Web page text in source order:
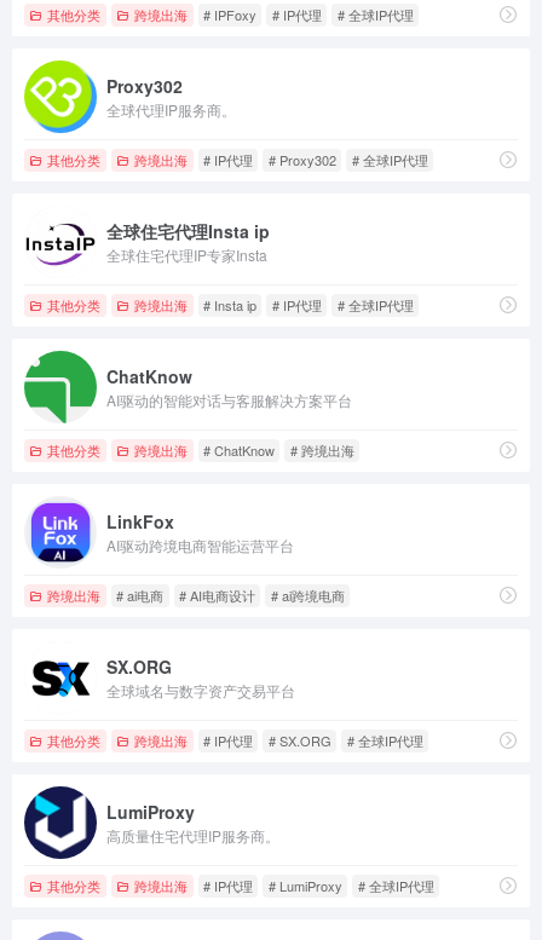
其他分类 跨境出海 # IPFoxy # IP代理 # 全球IP代理
Proxy302
全球代理IP服务商。
其他分类 跨境出海 # IP代理 # Proxy302 # 全球IP代理
全球住宅代理Insta ip
全球住宅代理IP专家Insta
其他分类 跨境出海 # Insta ip # IP代理 # 全球IP代理
ChatKnow
AI驱动的智能对话与客服解决方案平台
其他分类 跨境出海 # ChatKnow # 跨境出海
LinkFox
AI驱动跨境电商智能运营平台
跨境出海 # ai电商 # AI电商设计 # ai跨境电商
SX.ORG
全球域名与数字资产交易平台
其他分类 跨境出海 # IP代理 # SX.ORG # 全球IP代理
LumiProxy
高质量住宅代理IP服务商。
其他分类 跨境出海 # IP代理 # LumiProxy # 全球IP代理